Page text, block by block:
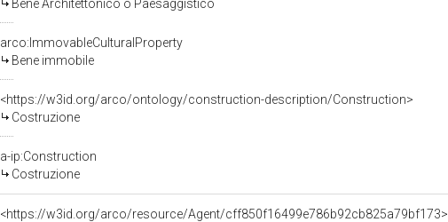
Bene Architettonico o Paesaggistico
arco:ImmovableCulturalProperty
Bene immobile
<https://w3id.org/arco/ontology/construction-description/Construction>
Costruzione
a-ip:Construction
Costruzione
<https://w3id.org/arco/resource/Agent/cff850f16499e786b92cb825a79bf173>